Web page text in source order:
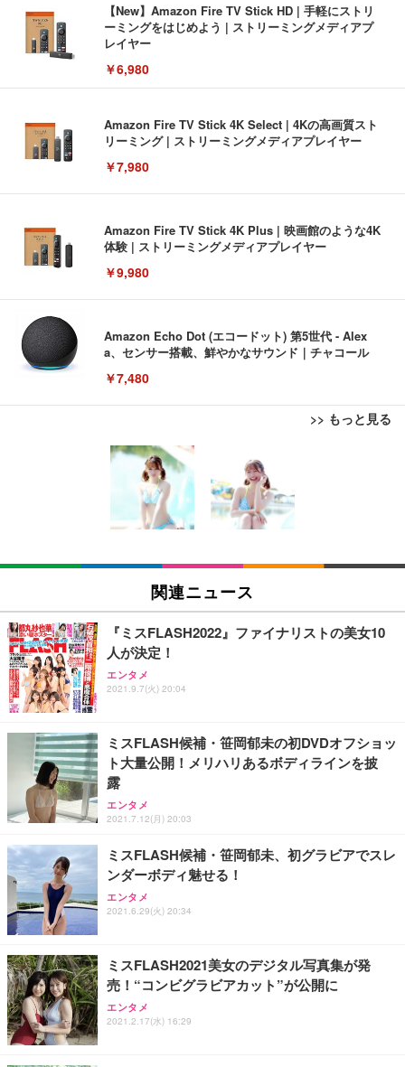
【New】Amazon Fire TV Stick HD | 手軽にストリ
ーミングをはじめよう | ストリーミングメディアプ
レイヤー
￥6,980
Amazon Fire TV Stick 4K Select | 4Kの高画質スト
リーミング | ストリーミングメディアプレイヤー
￥7,980
Amazon Fire TV Stick 4K Plus | 映画館のような4K
体験 | ストリーミングメディアプレイヤー
￥9,980
Amazon Echo Dot (エコードット) 第5世代 - Alex
a、センサー搭載、鮮やかなサウンド｜チャコール
￥7,480
>> もっと見る
[EdoErgo] オフィスチェア 椅子 テレワーク 疲れな
い 跳ね上げ式アームレスト コンパクト 約105度ロッ
キング pc 事務椅子 360度回転 座面昇降 強化ナイロ
ン樹脂ベース 通気性メッシュ 在宅ワーク H-WY01
(黒網+黒枠+黒足)
￥5,699
SIHOO B100 オフィスチェア／デスクチェア メッシ
ュチェア 人間工学 疲れない ブラック
￥27,999
Sezlife オフィスチェア デスクチェア 疲れない テレ
ワーク チェア 強化バックレスト 30度ロッキング機
能 人間工学 椅子 腰サポート 90度跳ね上げ式アーム
務用 おしゃれ パソコンチェア (ブラック)
Sezlife オフィスチェア デスクチェア 疲れない テレ
ワーク チェア 強化バックレスト 30度ロッキング機
能 人間工学 椅子 腰サポート 90度跳ね上げ式アーム
レスト 3Dヘッドレスト ハンガー付き 高反発クッシ
務用 おしゃれ パソコンチェア (ホワイト)
ANDWINT オフィスチェア デスクチェア 肘なし メ
ッシュ 通気性 ランバーサポート付き 腰サポート ガ
ス圧無段階昇降 360度回転 キャスター付き コンパク
EIZO ビジネス向けプレミアムモニター | FlexScan
EV3240X-WT | 31.5型4K UHD・USB Type-C・ホワ
￥105,595
EIZO ビジネス向けプレミアムモニター | FlexScan
￥109,572
【純正品】27"ゲーミングモニター DualSense 充電
フック付き（CFI-ZDM1J）
【整備済み品】Dell E2724HS 27インチ 液晶モニタ
ー フルHD（1920×1080）VA 非光沢 HDMI/DisplayP
ort/VGA スピーカー内蔵 高さ調整 スイベル VESA対
応 ComfortView ビジネス向け
￥15,800
【MiniLED/24.5inch/280Hz/FHD】GRAPHT THE S
HOOTER Gaming Monitor 24” Essential ゲーミン
グモニター QD 24.5インチ 1ms FHD 量子ドット 残
Amazonベーシック ペットシーツ 薄型 レギュラー 1
回使い捨て 無香料 ホワイト 300枚
￥3,373
Amazonベーシック ペットシーツ 厚型 ワイド 42枚
x2袋(84枚) ホワイト(吸収面:ライトブルー)
￥3,234
ネオ・ルーライフ ネオ・オムツ L 中型犬用 26枚入
り 単品
Smart Basic(スマートベーシック) 【Amazon.co.jp
限定】 Smart Basic アイリスオーヤマ ペットシーツ
超厚型 お徳用 ワイド 100枚入 (x 1) (ケース販売)
アイリスオーヤマ ペットシーツ 超厚型 お徳用 レギ
ュラー 200枚入【Amazon.co.jp限定】
関連ニュース
『ミスFLASH2022』ファイナリストの美女10
人が決定！
エンタメ
2021.9.7(火) 20:04
ミスFLASH候補・笹岡郁未の初DVDオフショッ
ト大量公開！メリハリあるボディラインを披
露
エンタメ
2021.7.12(月) 20:03
ミスFLASH候補・笹岡郁未、初グラビアでスレ
ンダーボディ魅せる！
エンタメ
2021.6.29(火) 20:34
ミスFLASH2021美女のデジタル写真集が発
売！“コンビグラビアカット”が公開に
エンタメ
2021.2.17(水) 16:29